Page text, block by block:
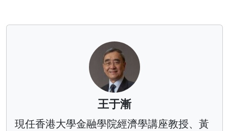
王于漸
現任香港大學金融學院經濟學講座教授、黃